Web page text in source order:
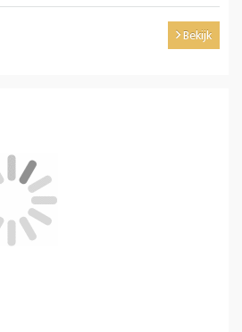
Bekijk